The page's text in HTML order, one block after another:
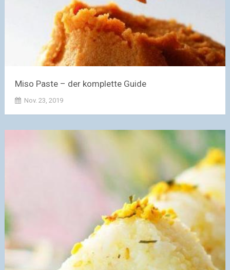
Miso Paste – der komplette Guide
Nov. 23, 2019